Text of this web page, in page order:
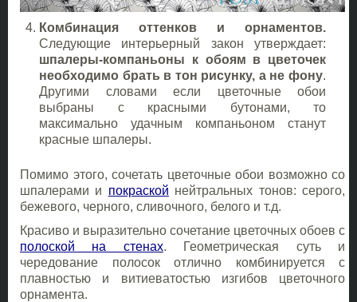
Комбинация оттенков и орнаментов.
Следующие интерьерный закон утверждает:
шпалеры-компаньоны к обоям в цветочек
необходимо брать в тон рисунку, а не фону.
Другими словами если цветочные обои
выбраны с красными бутонами, то
максимально удачным компаньоном станут
красные шпалеры.
Помимо этого, сочетать цветочные обои возможно со
шпалерами и покраской нейтральных тонов: серого,
бежевого, черного, сливочного, белого и т.д.
Красиво и выразительно сочетание цветочных обоев с
полоской на стенах. Геометрическая суть и
чередование полосок отлично комбинируется с
плавностью и витиеватостью изгибов цветочного
орнамента.